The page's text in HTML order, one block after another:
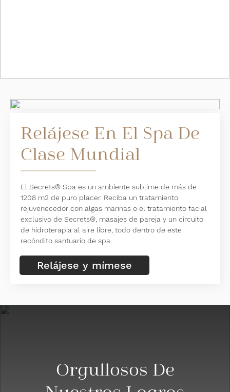
Relájese En El Spa De
Clase Mundial
El Secrets® Spa es un ambiente sublime de más de
1208 m2 de puro placer. Reciba un tratamiento
rejuvenecedor con algas marinas o el tratamiento facial
exclusivo de Secrets®, masajes de pareja y un circuito
de hidroterapia al aire libre, todo dentro de este
recóndito santuario de spa.
Relájese y mímese
Orgullosos De